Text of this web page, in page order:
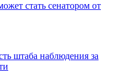
стать сенатором от
штаба наблюдения за